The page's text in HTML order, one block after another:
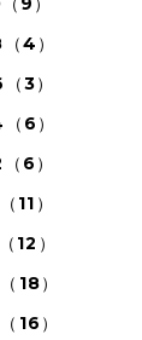
4）
3）
6）
6）
11）
12）
18）
16）